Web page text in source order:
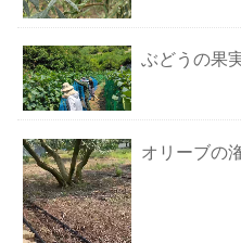
ぶどうの果
オリーブの